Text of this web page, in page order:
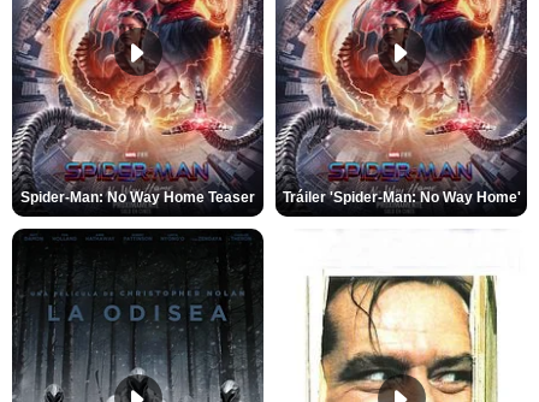
Spider-Man: No Way Home Teaser Tráiler 'Spider-Man: No Way Home'